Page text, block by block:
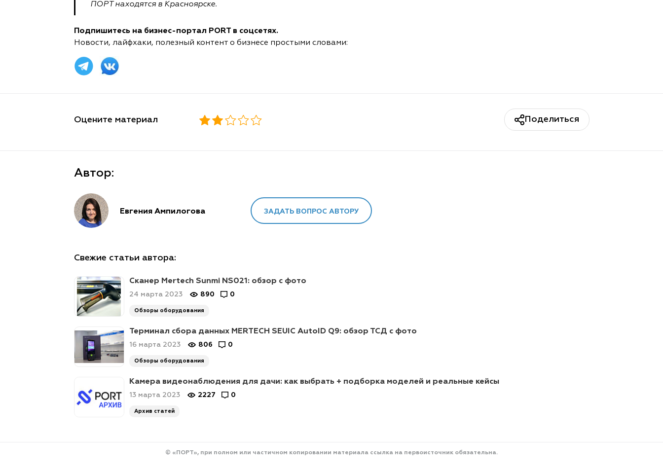
ПОРТ находятся в Красноярске.
Подпишитесь на бизнес-портал PORT в соцсетях.
Новости, лайфхаки, полезный контент о бизнесе простыми словами:
Оцените материал Поделиться
Автор:
Евгения Ампилогова ЗАДАТЬ ВОПРОС АВТОРУ
Свежие статьи автора:
Сканер Mertech Sunmi NS021: обзор с фото
24 марта 2023 890 0
Обзоры оборудования
Терминал сбора данных MERTECH SEUIC AutoID Q9: обзор ТСД с фото
16 марта 2023 806 0
Обзоры оборудования
Камера видеонаблюдения для дачи: как выбрать + подборка моделей и реальные кейсы
13 марта 2023 2227 0
Архив статей
© «ПОРТ», при полном или частичном копировании материала ссылка на первоисточник обязательна.